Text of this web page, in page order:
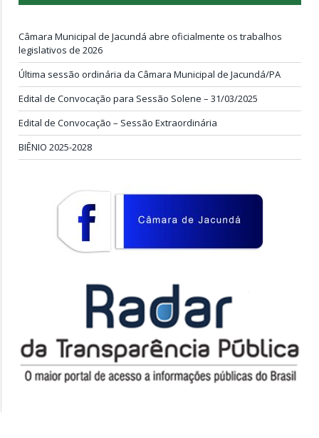
Câmara Municipal de Jacundá abre oficialmente os trabalhos
legislativos de 2026
Última sessão ordinária da Câmara Municipal de Jacundá/PA
Edital de Convocação para Sessão Solene – 31/03/2025
Edital de Convocação – Sessão Extraordinária
BIÊNIO 2025-2028